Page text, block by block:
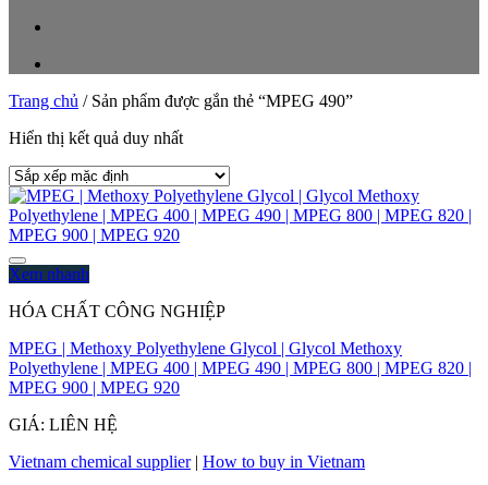
Trang chủ /Sản phẩm được gắn thẻ “MPEG 490”
Hiển thị kết quả duy nhất
Xem nhanh
HÓA CHẤT CÔNG NGHIỆP
MPEG | Methoxy Polyethylene Glycol | Glycol Methoxy
Polyethylene | MPEG 400 | MPEG 490 | MPEG 800 | MPEG 820 |
MPEG 900 | MPEG 920
GIÁ: LIÊN HỆ
Vietnam chemical supplier| How to buy in Vietnam